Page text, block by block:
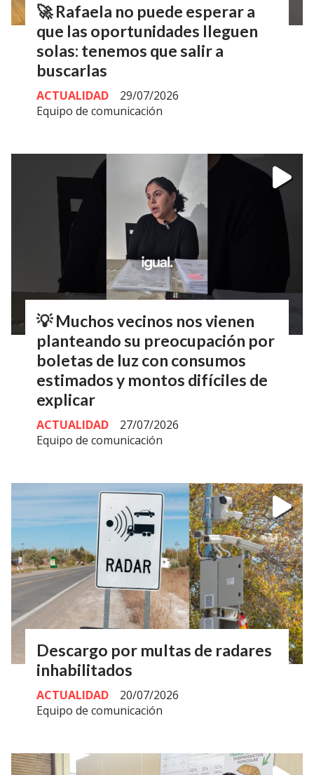
🚀 Rafaela no puede esperar a
que las oportunidades lleguen
solas: tenemos que salir a
buscarlas
Equipo de comunicación
ACTUALIDAD 29/07/2026
💡 Muchos vecinos nos vienen
planteando su preocupación por
boletas de luz con consumos
estimados y montos difíciles de
explicar
Equipo de comunicación
ACTUALIDAD 27/07/2026
Descargo por multas de radares
inhabilitados
Equipo de comunicación
ACTUALIDAD 20/07/2026